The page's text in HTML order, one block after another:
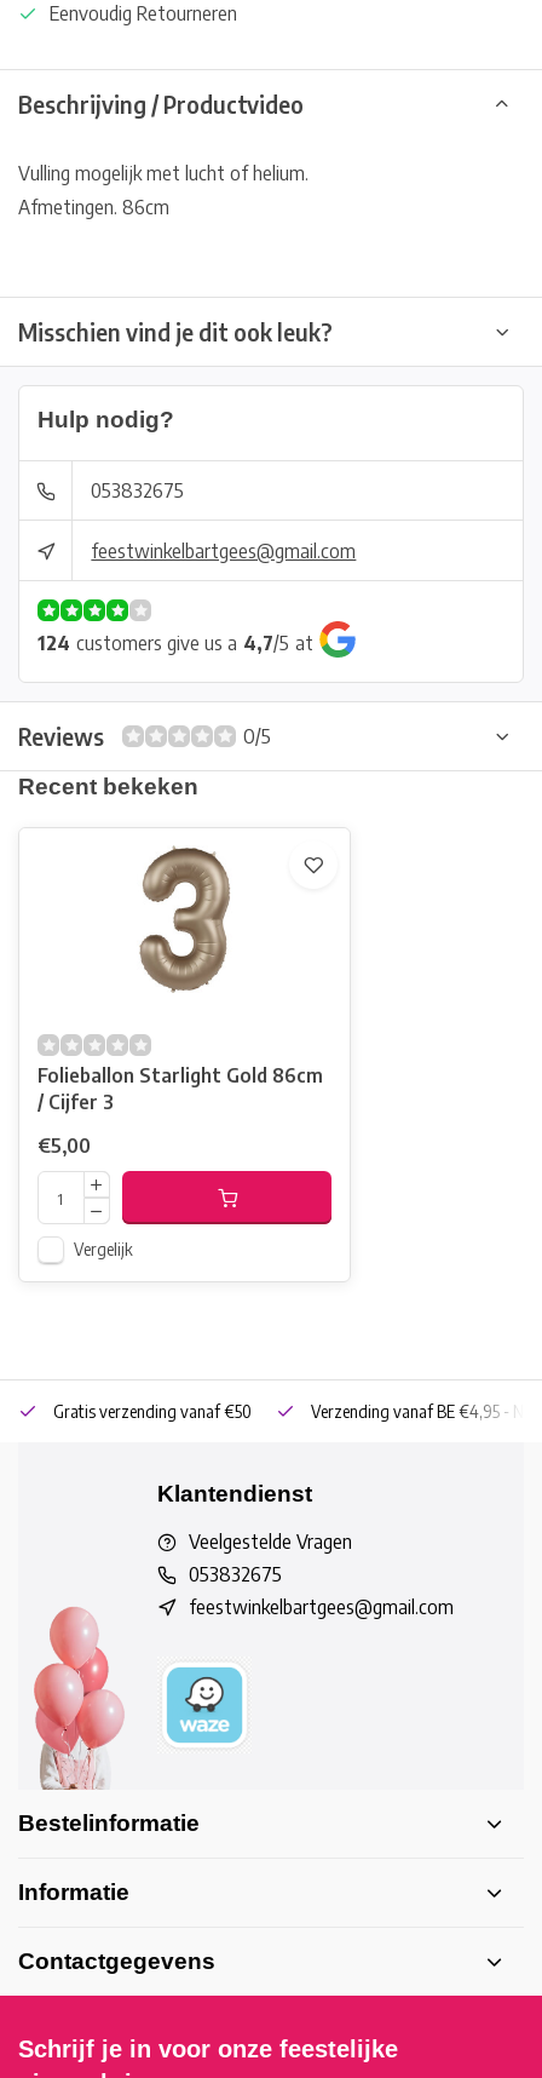
Eenvoudig Retourneren
Beschrijving / Productvideo
Vulling mogelijk met lucht of helium.
Afmetingen. 86cm
Misschien vind je dit ook leuk?
Hulp nodig?
053832675
feestwinkelbartgees@gmail.com
124 customers give us a 4,7/5 at
Reviews
0/5
Recent bekeken
Folieballon Starlight Gold 86cm
/ Cijfer 3
€5,00
Vergelijk
Gratis verzending vanaf €50 Verzending vanaf BE €4,95 - NL
Klantendienst
Veelgestelde Vragen
053832675
feestwinkelbartgees@gmail.com
Bestelinformatie
Informatie
Contactgegevens
Schrijf je in voor onze feestelijke